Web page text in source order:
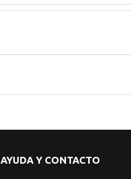
AYUDA Y CONTACTO